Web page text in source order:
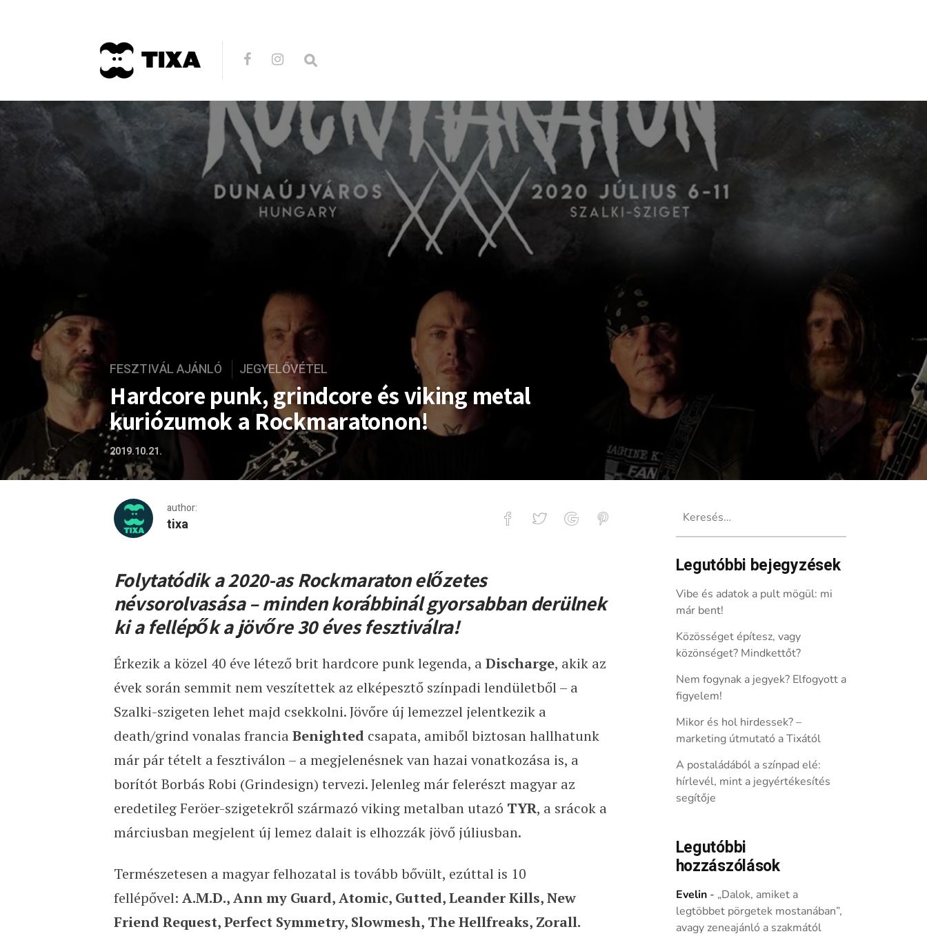
FESZTIVÁL AJÁNLÓ JEGYELŐVÉTEL
Hardcore punk, grindcore és viking metal
kuriózumok a Rockmaratonon!
2019.10.21.
author:
tixa
Hardcore punk, grindcore és viking metal kuriózumok a Rockmaratonon!
Folytatódik a 2020-as Rockmaraton előzetes
névsorolvasása – minden korábbinál gyorsabban derülnek
ki a fellépők a jövőre 30 éves fesztiválra!
Érkezik a közel 40 éve létező brit hardcore punk legenda, a Discharge, akik az
évek során semmit nem veszítettek az elképesztő színpadi lendületből – a
Szalki-szigeten lehet majd csekkolni. Jövőre új lemezzel jelentkezik a
death/grind vonalas francia Benightedcsapata, amiből biztosan hallhatunk
már pár tételt a fesztiválon – a megjelenésnek van hazai vonatkozása is, a
borítót Borbás Robi (Grindesign) tervezi. Jelenleg már felerészt magyar az
eredetileg Feröer-szigetekről származó viking metalban utazó TYR, a srácok a
márciusban megjelent új lemez dalait is elhozzák jövő júliusban.
Természetesen a magyar felhozatal is tovább bővült, ezúttal is 10
fellépővel: A.M.D., Ann my Guard, Atomic, Gutted, Leander Kills, New
Friend Request, Perfect Symmetry, Slowmesh, The Hellfreaks, Zorall.
Legutóbbi bejegyzések
Vibe és adatok a pult mögül: mi
már bent!
Közösséget építesz, vagy
közönséget? Mindkettőt?
Nem fogynak a jegyek? Elfogyott a
figyelem!
Mikor és hol hirdessek? –
marketing útmutató a Tixától
A postaládából a színpad elé:
hírlevél, mint a jegyértékesítés
segítője
Legutóbbi
hozzászólások
Evelin- „Dalok, amiket a
legtöbbet pörgetek mostanában”,
avagy zeneajánló a szakmától